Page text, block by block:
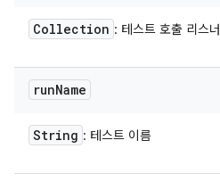
Collection : 테스트 호출 리스너
runName
String : 테스트 이름